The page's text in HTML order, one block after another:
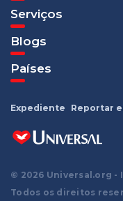
Serviços
Blogs
Países
© 2026 Universal.org -
Todos os direitos
Expediente Reportar